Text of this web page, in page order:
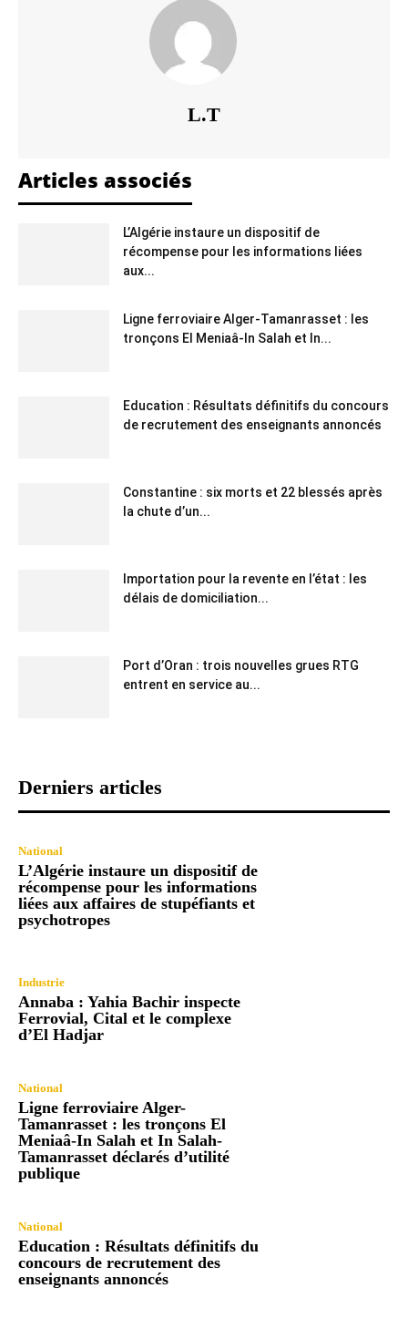
L.T
Articles associés
L’Algérie instaure un dispositif de
récompense pour les informations liées
aux...
Ligne ferroviaire Alger-Tamanrasset : les
tronçons El Meniaâ-In Salah et In...
Education : Résultats définitifs du concours
de recrutement des enseignants annoncés
Constantine : six morts et 22 blessés après
la chute d’un...
Importation pour la revente en l’état : les
délais de domiciliation...
Port d’Oran : trois nouvelles grues RTG
entrent en service au...
Derniers articles
National
L’Algérie instaure un dispositif de
récompense pour les informations
liées aux affaires de stupéfiants et
psychotropes
Industrie
Annaba : Yahia Bachir inspecte
Ferrovial, Cital et le complexe
d’El Hadjar
National
Ligne ferroviaire Alger-
Tamanrasset : les tronçons El
Meniaâ-In Salah et In Salah-
Tamanrasset déclarés d’utilité
publique
National
Education : Résultats définitifs du
concours de recrutement des
enseignants annoncés